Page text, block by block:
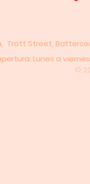
Street, Battersea,
Lunes a
©